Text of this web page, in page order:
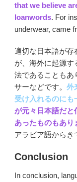
that we believe
loanwords. For
underwear, came
適切な日本語が存
が、海外に起源
法であることもあ
サーなどです。 外
受け入れるのにも
が元々日本語だと
あったものもあり
アラビア語からき
Conclusion
In conclusion,